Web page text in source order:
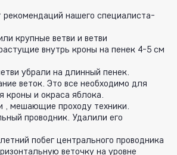
нашего специалиста-
крупные ветви и ветви
внутрь кроны на пенек 4-5 см
убрали на длинный пенек.
веток. Это все необходимо для
кроны и окраса яблока.
, мешающие проходу техники.
проводник. Удалили его
побег центрального проводника
веточку на уровне